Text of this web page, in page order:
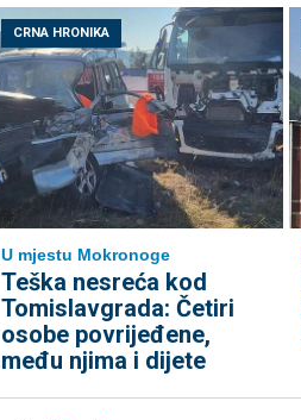
CRNA HRONIKA
U mjestu Mokronoge
Teška nesreća kod
Tomislavgrada: Četiri
osobe povrijeđene,
među njima i dijete